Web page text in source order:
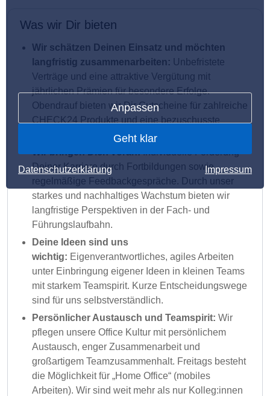
Anpassen
Geht klar
Datenschutzerklärung Impressum
Was wir Dir bieten
Wir schätzen Deinen Einsatz und möchten
langfristig zusammenarbeiten: Unbefristete
Verträge und eine attraktive Vergütung mit
jährlichen Prämien für besondere Erfolge.
Obendrauf bieten wir Dir Gutscheine für zahlreiche
CHECK24 Produkte und eine bezuschusste
betriebliche Altersversorgung.
Wir bringen Dich voran:Individuelle Förderung
Deiner Karriere durch Fortbildungen sowie
regelmäßige Feedbackgespräche. Durch unser
starkes und nachhaltiges Wachstum bieten wir
langfristige Perspektiven in der Fach- und
Führungslaufbahn.
Deine Ideen sind uns
wichtig: Eigenverantwortliches, agiles Arbeiten
unter Einbringung eigener Ideen in kleinen Teams
mit starkem Teamspirit. Kurze Entscheidungswege
sind für uns selbstverständlich.
Persönlicher Austausch und Teamspirit: Wir
pflegen unsere Office Kultur mit persönlichem
Austausch, enger Zusammenarbeit und
großartigem Teamzusammenhalt. Freitags besteht
die Möglichkeit für „Home Office“ (mobiles
Arbeiten). Wir sind weit mehr als nur Kolleg:innen